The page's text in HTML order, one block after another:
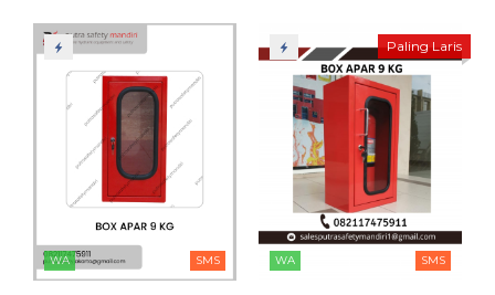
WA SMS
Paling Laris
WA SMS